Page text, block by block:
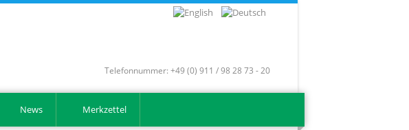
Telefonnummer: +49 (0) 911 / 98 28 73 - 20
News Merkzettel